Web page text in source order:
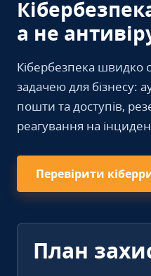
а не
Кібербезпека
задачею для бізнесу:
пошти та доступів,
реагування на
Перевірити
План